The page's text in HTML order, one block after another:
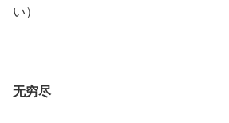
い）
无穷尽